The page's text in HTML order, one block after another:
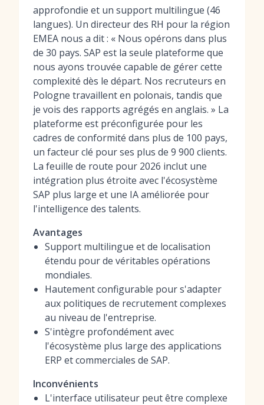
approfondie et un support multilingue (46
langues). Un directeur des RH pour la région
EMEA nous a dit : « Nous opérons dans plus
de 30 pays. SAP est la seule plateforme que
nous ayons trouvée capable de gérer cette
complexité dès le départ. Nos recruteurs en
Pologne travaillent en polonais, tandis que
je vois des rapports agrégés en anglais. » La
plateforme est préconfigurée pour les
cadres de conformité dans plus de 100 pays,
un facteur clé pour ses plus de 9 900 clients.
La feuille de route pour 2026 inclut une
intégration plus étroite avec l'écosystème
SAP plus large et une IA améliorée pour
l'intelligence des talents.
Avantages
Support multilingue et de localisation
étendu pour de véritables opérations
mondiales.
Hautement configurable pour s'adapter
aux politiques de recrutement complexes
au niveau de l'entreprise.
S'intègre profondément avec
l'écosystème plus large des applications
ERP et commerciales de SAP.
Inconvénients
L'interface utilisateur peut être complexe